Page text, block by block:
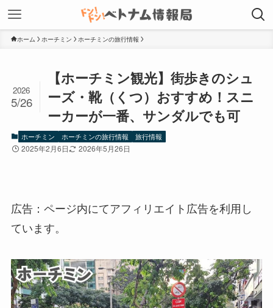
ホーム ホーチミン ホーチミンの旅行情報
【ホーチミン観光】街歩きのシュ
ーズ・靴（くつ）おすすめ！スニ
ーカーが一番、サンダルでも可
2026
5/26
ホーチミン ホーチミンの旅行情報 旅行情報
2025年2月6日 2026年5月26日
広告：ページ内にてアフィリエイト広告を利用し
ています。